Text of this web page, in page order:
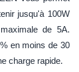
jusqu'à 100W
de 5A.
en moins de 30
charge rapide.